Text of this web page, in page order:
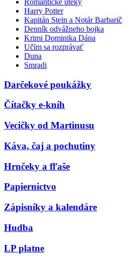
Romantické úteky
Harry Potter
Kapitán Stein a Notár Barbarič
Denník odvážneho bojka
Krimi Dominika Dána
Učím sa rozprávať
Duna
Smradi
Darčekové poukážky
Čítačky e-kníh
Vecičky od Martinusu
Káva, čaj a pochutiny
Hrnčeky a fľaše
Papiernictvo
Zápisníky a kalendáre
Hudba
LP platne